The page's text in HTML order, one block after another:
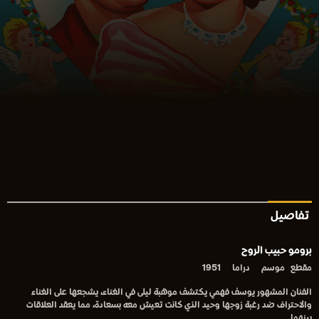
تفاصيل
برومو حبيب الروح
مقطع موسم دراما 1951
الفنان المشهور يوسف فهمي يكتشف موهبة ليلى في الغناء، يشجعها على الغناء
والاحتراف ضد رغبة زوجها وحيد الذي كانت تعيش معه بسعادة، مما يعقد العلاقات